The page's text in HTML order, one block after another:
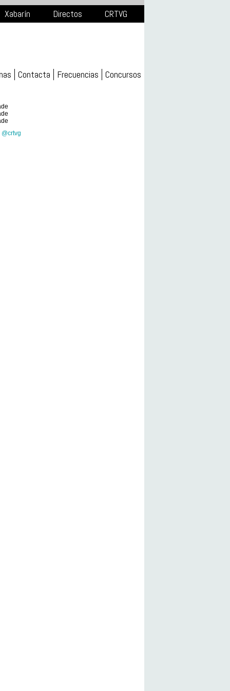
Xabarín Directos CRTVG
Contacta Frecuencias Concursos